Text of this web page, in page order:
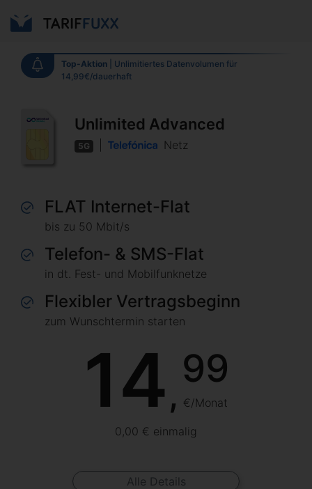
Top-Aktion
Unlimitiertes Datenvolumen für
14,99€/dauerhaft
Unlimited Advanced
5G Netz
FLAT Internet-Flat
bis zu 50 Mbit/s
Telefon- & SMS-Flat
in dt. Fest- und Mobilfunknetze
Flexibler Vertragsbeginn
zum Wunschtermin starten
14,
99
€/Monat
0,00 € einmalig
Alle Details